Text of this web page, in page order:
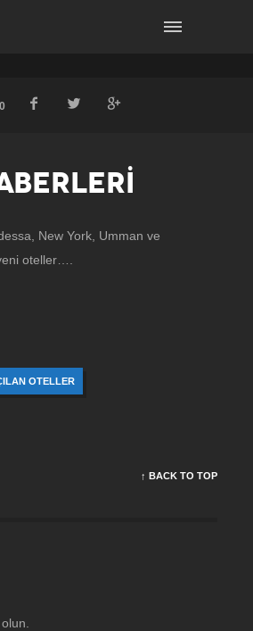
New York, Umman ve
oteller….
OTELLER
↑ BACK TO TOP